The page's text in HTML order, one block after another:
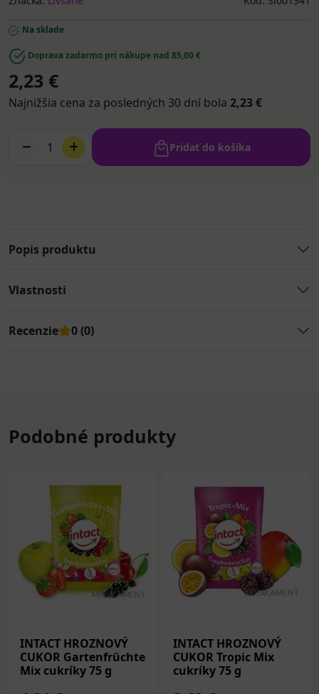
Na sklade
Doprava zadarmo pri nákupe nad 85,00 €
2,23 €
Najnižšia cena za posledných 30 dní bola 2,23 €
1 Pridať do košíka
Popis produktu
Vlastnosti
Recenzie 0 (0)
Podobné produkty
INTACT HROZNOVÝ
CUKOR Gartenfrüchte
Mix cukríky 75 g
INTACT HROZNOVÝ
CUKOR Tropic Mix
cukríky 75 g